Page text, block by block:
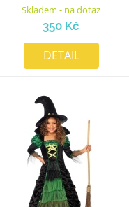
Skladem - na dotaz
350 Kč
DETAIL